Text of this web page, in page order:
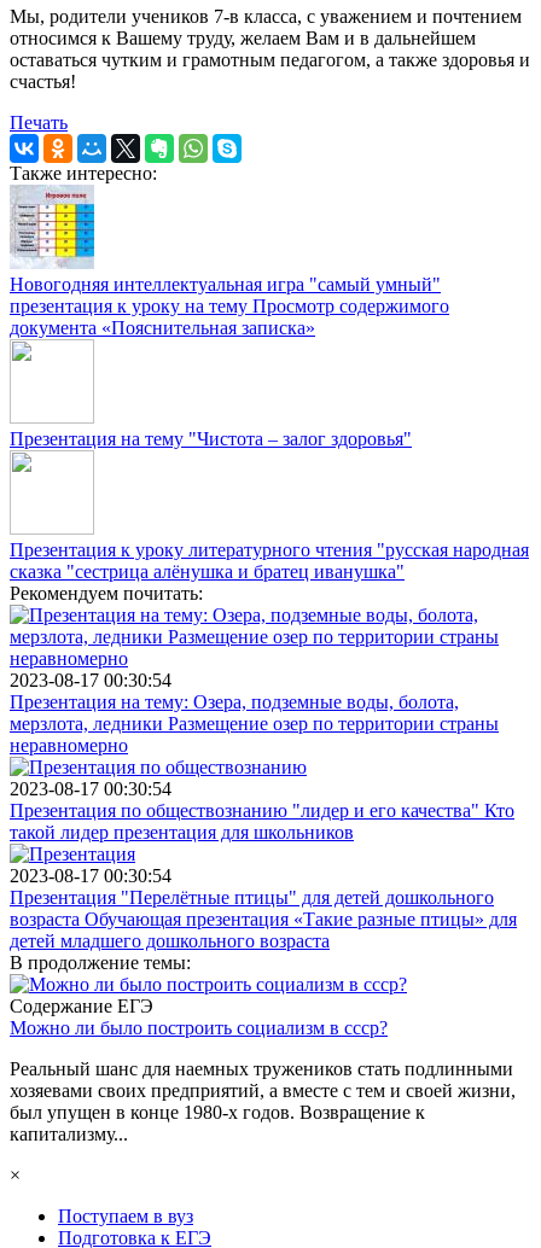
Мы, родители учеников 7-в класса, с уважением и почтением
относимся к Вашему труду, желаем Вам и в дальнейшем
оставаться чутким и грамотным педагогом, а также здоровья и
счастья!
Печать
Также интересно:
Новогодняя интеллектуальная игра "самый умный"
презентация к уроку на тему Просмотр содержимого
документа «Пояснительная записка»
Презентация на тему "Чистота – залог здоровья"
Презентация к уроку литературного чтения "русская народная
сказка "сестрица алёнушка и братец иванушка"
Рекомендуем почитать:
2023-08-17 00:30:54
Презентация на тему: Озера, подземные воды, болота,
мерзлота, ледники Размещение озер по территории страны
неравномерно
2023-08-17 00:30:54
Презентация по обществознанию "лидер и его качества" Кто
такой лидер презентация для школьников
2023-08-17 00:30:54
Презентация "Перелётные птицы" для детей дошкольного
возраста Обучающая презентация «Такие разные птицы» для
детей младшего дошкольного возраста
В продолжение темы:
Содержание ЕГЭ
Можно ли было построить социализм в ссср?
Реальный шанс для наемных тружеников стать подлинными
хозяевами своих предприятий, а вместе с тем и своей жизни,
был упущен в конце 1980-х годов. Возвращение к
капитализму...
×
Поступаем в вуз
Подготовка к ЕГЭ